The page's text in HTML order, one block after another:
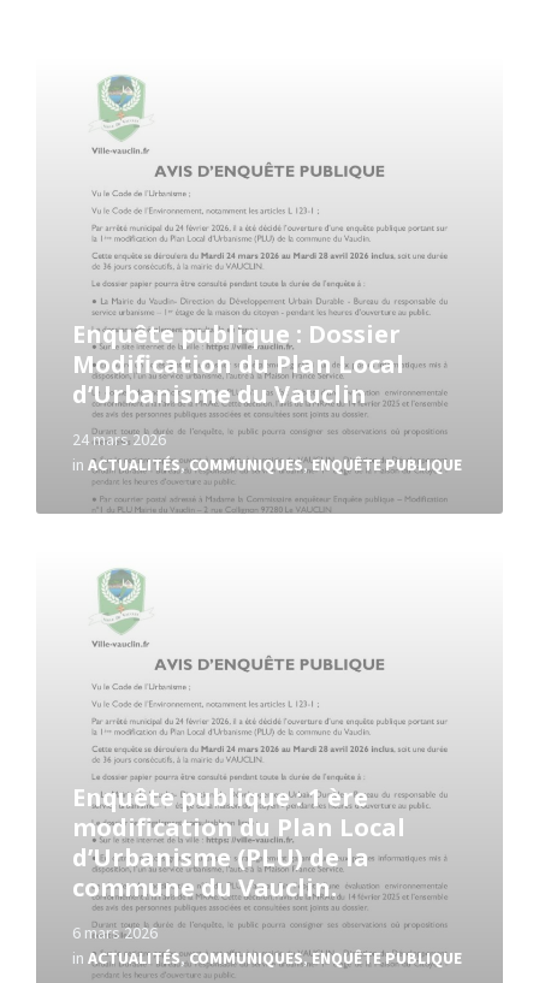
Enquête publique : Dossier
Modification du Plan Local
d’Urbanisme du Vauclin
24 mars 2026
in ACTUALITÉS,COMMUNIQUES,ENQUÊTE PUBLIQUE
Enquête publique : 1 ère
modification du Plan Local
d’Urbanisme (PLU) de la
commune du Vauclin.
6 mars 2026
in ACTUALITÉS,COMMUNIQUES,ENQUÊTE PUBLIQUE